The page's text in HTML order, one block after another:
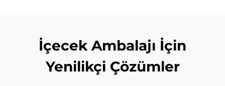
İçecek Ambalajı İçin
Yenilikçi Çözümler